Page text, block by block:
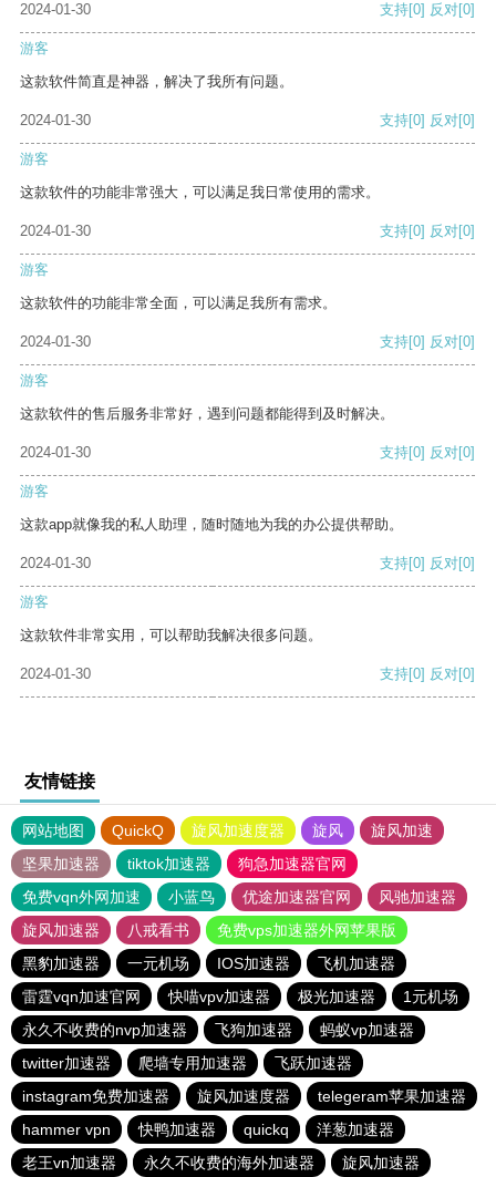
2024-01-30 支持[0] 反对[0]
游客
这款软件简直是神器，解决了我所有问题。
2024-01-30 支持[0] 反对[0]
游客
这款软件的功能非常强大，可以满足我日常使用的需求。
2024-01-30 支持[0] 反对[0]
游客
这款软件的功能非常全面，可以满足我所有需求。
2024-01-30 支持[0] 反对[0]
游客
这款软件的售后服务非常好，遇到问题都能得到及时解决。
2024-01-30 支持[0] 反对[0]
游客
这款app就像我的私人助理，随时随地为我的办公提供帮助。
2024-01-30 支持[0] 反对[0]
游客
这款软件非常实用，可以帮助我解决很多问题。
2024-01-30 支持[0] 反对[0]
友情链接
网站地图 QuickQ 旋风加速度器 旋风
旋风加速
坚果加速器
tiktok加速器
狗急加速器官网
免费vqn外网加速
小蓝鸟 优途加速器官网
风驰加速器
旋风加速器
八戒看书
免费vps加速器外网苹果版
黑豹加速器
一元机场 IOS加速器
飞机加速器
雷霆vqn加速官网
快喵vpv加速器 极光加速器
1元机场
永久不收费的nvp加速器
飞狗加速器
蚂蚁vp加速器
twitter加速器
爬墙专用加速器
飞跃加速器
instagram免费加速器
旋风加速度器
telegeram苹果加速器
hammer vpn
快鸭加速器 quickq
洋葱加速器
老王vn加速器
永久不收费的海外加速器 旋风加速器